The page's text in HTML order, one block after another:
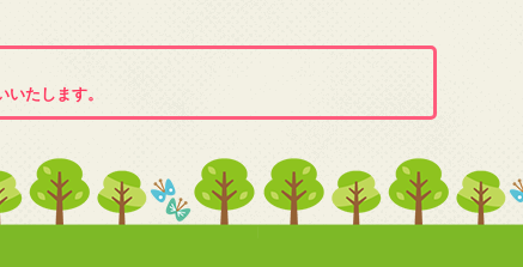
たします。